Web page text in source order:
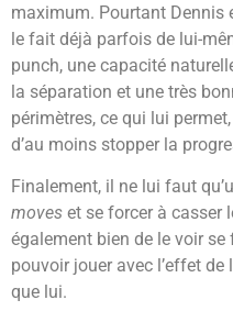
maximum. Pourtant Dennis
le fait déjà parfois de lui-
punch, une capacité
la séparation et une très
périmètres, ce qui lui
d’au moins stopper la
Finalement, il ne lui faut
moves et se forcer à casser
également bien de le voir
pouvoir jouer avec l’effet
que lui.